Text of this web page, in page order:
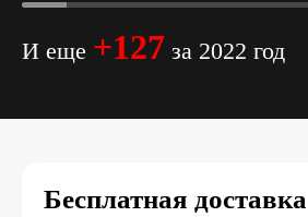
И еще +127 за 2022 год
Бесплатная доставка